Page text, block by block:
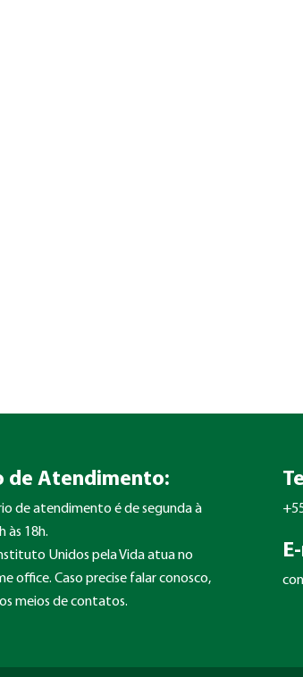
de Atendimento:
de atendimento é de segunda à
às 18h.
Unidos pela Vida atua no
office. Caso precise falar conosco,
meios de contatos.